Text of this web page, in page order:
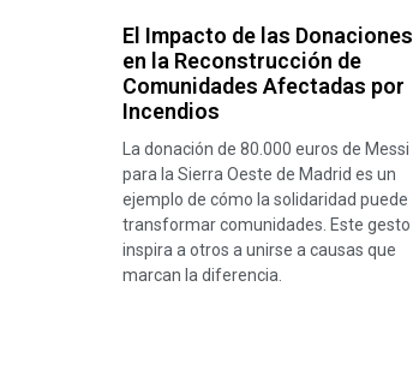
El Impacto de las Donaciones
en la Reconstrucción de
Comunidades Afectadas por
Incendios
La donación de 80.000 euros de Messi
para la Sierra Oeste de Madrid es un
ejemplo de cómo la solidaridad puede
transformar comunidades. Este gesto
inspira a otros a unirse a causas que
marcan la diferencia.